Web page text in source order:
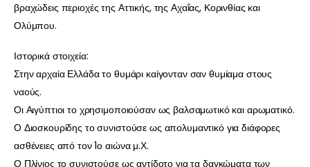
βραχώδεις περιοχές της Αττικής, της Αχαΐας, Κορινθίας και
Ολύμπου.
Ιστορικά στοιχεία:
Στην αρχαία Ελλάδα το θυμάρι καίγονταν σαν θυμίαμα στους
ναούς.
Οι Αιγύπτιοι το χρησιμοποιούσαν ως βαλσαμωτικό και αρωματικό.
Ο Διοσκουρίδης το συνιστούσε ως απολυμαντικό για διάφορες
ασθένειες από τον 1ο αιώνα μ.Χ.
Ο Πλίνιος το συνιστούσε ως αντίδοτο για τα δαγκώματα των